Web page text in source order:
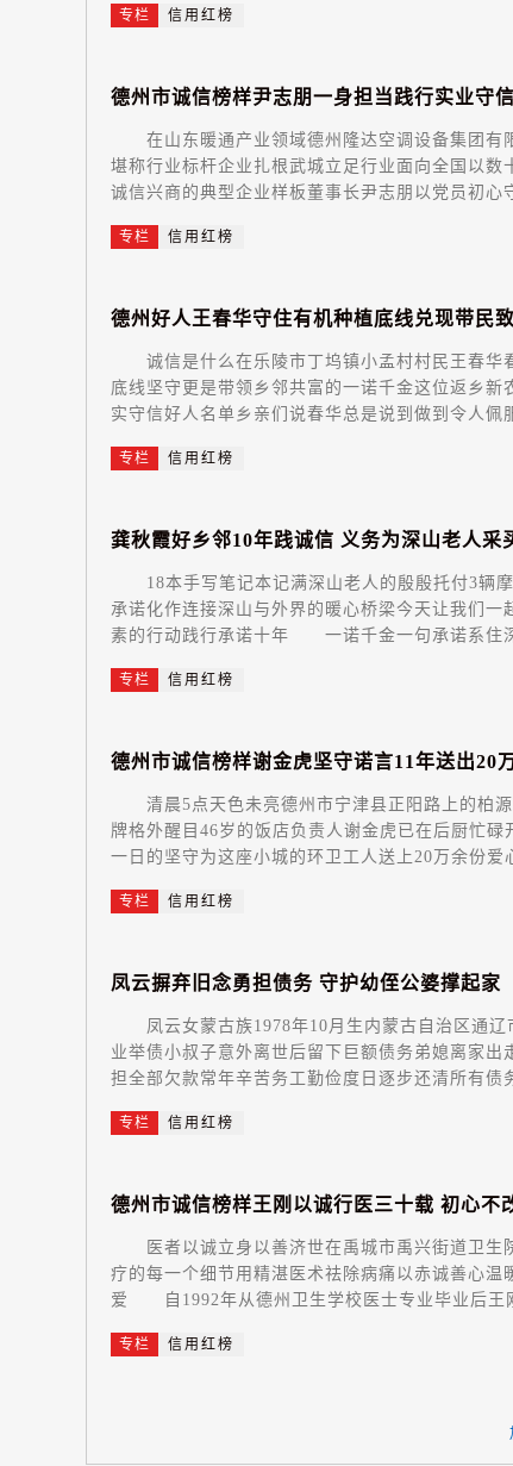
专栏 信用红榜
德州市诚信榜样尹志朋一身担 当践行实业守信
在山东暖通产业领域德州隆达空调设备集团有
堪称行业标杆企业扎根武城立足行业面向全国以
诚信兴商的典型企业样板董事长尹志朋以党员初
专栏 信用红榜
德州好人 王春华守住有机种植底线兑现带 民致
诚信是什么在乐陵市丁坞镇小孟村村民王春华
底线坚守更是带领乡邻共富的一诺千金这位返乡
实守信好人名单乡亲们说春华总是说到做到令
专栏 信用红榜
龚秋霞好乡邻10年践诚信 义务为深山老人采
18本手写笔记本记满深山老人的殷殷托付3辆摩
承诺化作连接深山与外界的暖心桥梁今天让我们
素的行动践行承诺十年 一诺千金一句承诺系
专栏 信用红榜
德州市诚信榜样谢金虎坚守诺言1 1年送出20
清晨5点天色未亮德州市宁津县正阳路上的柏源
牌格外醒目46岁的饭店负责人谢金虎已在后厨忙
一日的坚守为这座小城的环卫工人送上20万余份
专栏 信用红榜
凤云摒弃 旧 念勇担债务 守护幼侄公婆撑起家
凤云女蒙古族1978年10月生内蒙古自治区通辽
业举债小叔子意外离世后留下巨额债务弟媳离家
担全部欠款常年辛苦务工勤俭度日逐步还清所有
专栏 信用红榜
德州市诚信榜样王 刚 以诚行 医三十载 初心不
医者以诚立身以善济世在禹城市禹兴街道卫生
疗的每一个细节用精湛医术祛除病痛以赤诚善心
爱 自1992年从德州卫生学校医士专业毕业后王
专栏 信用红榜